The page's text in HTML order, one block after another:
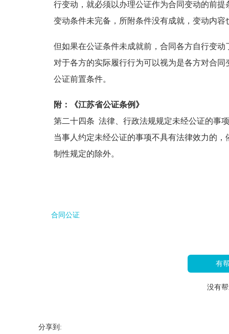
行变动，就必须以办理公证作为合同变动的前
变动条件未完备，所附条件没有成就，变动内
但如果在公证条件未成就前，合同各方自行变
对于各方的实际履行行为可以视为是各方对合
公证前置条件。
附：《江苏省公证条例》
第二十四条 法律、行政法规规定未经公证的事
当事人约定未经公证的事项不具有法律效力的
制性规定的除外。
合同公证
有
没有
分享到: